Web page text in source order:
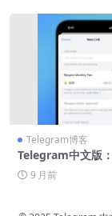
Telegram博客
Telegram中文版
在线状态
9 月前